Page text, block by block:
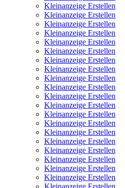
Kleinanzeige Erstellen
Kleinanzeige Erstellen
Kleinanzeige Erstellen
Kleinanzeige Erstellen
Kleinanzeige Erstellen
Kleinanzeige Erstellen
Kleinanzeige Erstellen
Kleinanzeige Erstellen
Kleinanzeige Erstellen
Kleinanzeige Erstellen
Kleinanzeige Erstellen
Kleinanzeige Erstellen
Kleinanzeige Erstellen
Kleinanzeige Erstellen
Kleinanzeige Erstellen
Kleinanzeige Erstellen
Kleinanzeige Erstellen
Kleinanzeige Erstellen
Kleinanzeige Erstellen
Kleinanzeige Erstellen
Kleinanzeige Erstellen